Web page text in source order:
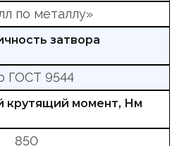
по металлу»
затвора
ГОСТ 9544
крутящий момент, Нм
850